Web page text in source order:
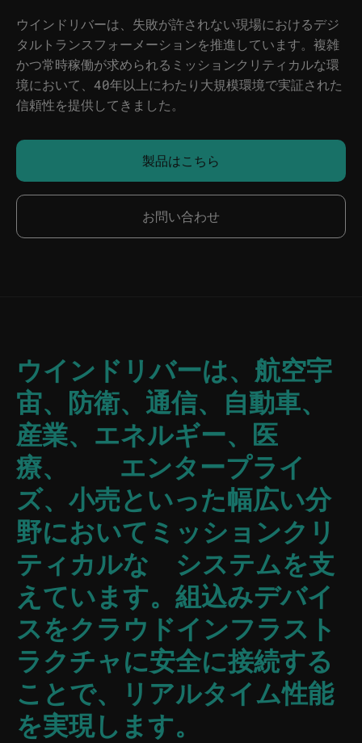
ウインドリバーは、失敗が許されない現場におけるデジ
タルトランスフォーメーションを推進しています。複雑
かつ常時稼働が求められるミッションクリティカルな環
境において、40年以上にわたり大規模環境で実証された
信頼性を提供してきました。
製品はこちら
お問い合わせ
ウインドリバーは、航空宇
宙、防衛、通信、自動車、
産業、エネルギー、医
療、 エンタープライ
ズ、小売といった幅広い分
野においてミッションクリ
ティカルな システムを支
えています。組込みデバイ
スをクラウドインフラスト
ラクチャに安全に接続する
ことで、リアルタイム性能
を実現します。